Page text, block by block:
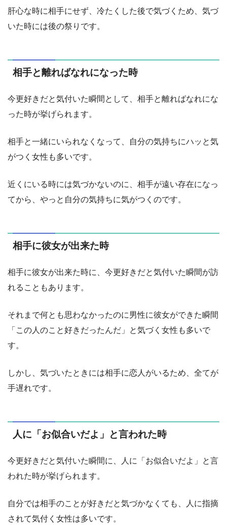
肝心な時に相手にせず、冷たくした後で気づくため、気づ
いた時には後の祭りです。
相手と離ればなれになった時
今更好きだと気付いた瞬間として、相手と離ればなれにな
った時が挙げられます。
相手と一緒にいられなくなって、自分の気持ちにハッと気
がつく女性も多いです。
近くにいる時には気づかないのに、相手が遠い存在になっ
てから、やっと自分の気持ちに気がつくのです。
相手に彼女が出来た時
相手に彼女が出来た時に、今更好きだと気付いた瞬間が訪
れることもあります。
それまで何とも思わなかったのに男性に彼女ができた瞬間
「この人のこと好きだったんだ」と気づく女性も多いで
す。
しかし、気づいたときには相手に恋人がいるため、全てが
手遅れです。
人に「お似合いだよ」と言われた時
今更好きだと気付いた瞬間に、人に「お似合いだよ」と言
われた時が挙げられます。
自分では相手のことが好きだと気づかなくても、人に指摘
されて気付く女性は多いです。